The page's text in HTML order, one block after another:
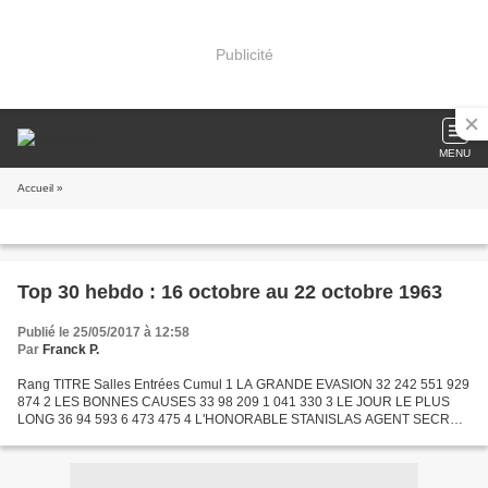
Publicité
MENU
Accueil »
Top 30 hebdo : 16 octobre au 22 octobre 1963
Publié le 25/05/2017 à 12:58
Par Franck P.
Rang TITRE Salles Entrées Cumul 1 LA GRANDE EVASION 32 242 551 929
874 2 LES BONNES CAUSES 33 98 209 1 041 330 3 LE JOUR LE PLUS
LONG 36 94 593 6 473 475 4 L'HONORABLE STANISLAS AGENT SECRET